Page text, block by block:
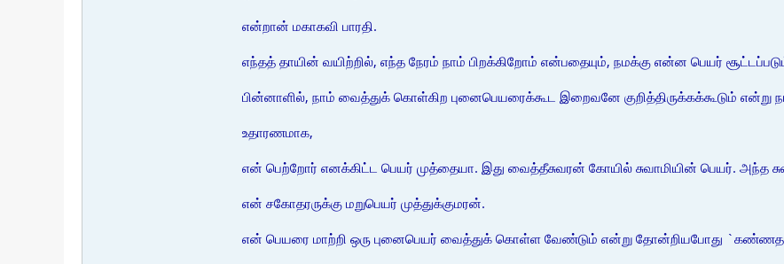
என்றான் மகாகவி பாரதி.
எந்தத் தாயின் வயிற்றில், எந்த நேரம் நாம் பிறக்கிறோம் என்பதையும், நமக்கு என்ன பெயர்
பின்னாளில், நாம் வைத்துக் கொள்கிற புனைபெயரைக்கூட இறைவனே குறித்திருக்கக்கூடும் என்று
உதாரணமாக,
என் பெற்றோர் எனக்கிட்ட பெயர் முத்தையா. இது வைத்தீசுவரன் கோயில் சுவாமியின் பெயர். அந்த
என் சகோதரருக்கு மறுபெயர் முத்துக்குமரன்.
என் பெயரை மாற்றி ஒரு புனைபெயர் வைத்துக் கொள்ள வேண்டும் என்று தோன்றியபோது